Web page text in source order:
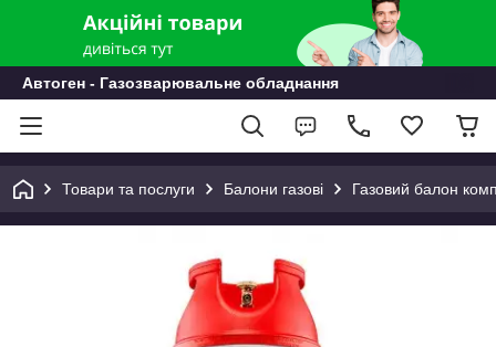
Автоген - Газозварювальне обладнання
Товари та послуги Балони газові Газовий балон